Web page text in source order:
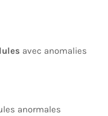
avec anomalies
anormales